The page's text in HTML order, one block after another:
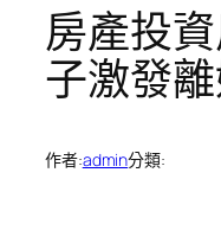
房產投
子激發
作者:admin分類: